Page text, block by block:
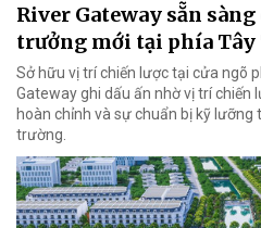
River Gateway sẵn
trưởng mới tại phía Tây
Sở hữu vị trí chiến lược tại cửa ngõ
Gateway ghi dấu ấn nhờ vị trí chiến
hoàn chỉnh và sự chuẩn bị kỹ
trường.